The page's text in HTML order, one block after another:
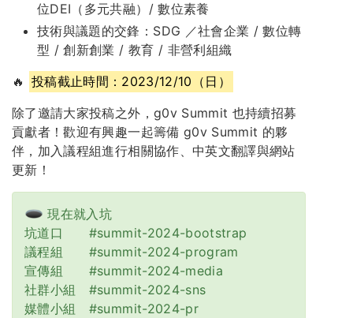
位DEI（多元共融）/ 數位素養
技術與議題的交鋒：SDG ／社會企業 / 數位轉
型 / 創新創業 / 教育 / 非營利組織
🔥 投稿截止時間：2023/12/10（日）
除了邀請大家投稿之外，g0v Summit 也持續招募
貢獻者！歡迎有興趣一起籌備 g0v Summit 的夥
伴，加入議程組進行相關協作、中英文翻譯與網站
更新！
現在就入坑
坑道口 #summit-2024-bootstrap
議程組 #summit-2024-program
宣傳組 #summit-2024-media
社群小組 #summit-2024-sns
媒體小組 #summit-2024-pr